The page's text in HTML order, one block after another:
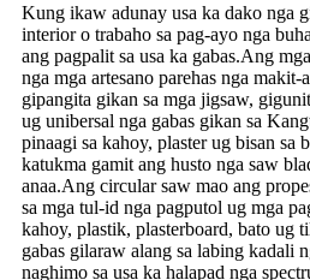
Kung ikaw adunay usa ka dako nga
interior o trabaho sa pag-ayo nga
ang pagpalit sa usa ka gabas.Ang
nga mga artesano parehas nga
gipangita gikan sa mga jigsaw,
ug unibersal nga gabas gikan sa
pinaagi sa kahoy, plaster ug bisan sa
katukma gamit ang husto nga saw
anaa.Ang circular saw mao ang
sa mga tul-id nga pagputol ug mga
kahoy, plastik, plasterboard, bato ug
gabas gilaraw alang sa labing kadali
naghimo sa usa ka halapad nga